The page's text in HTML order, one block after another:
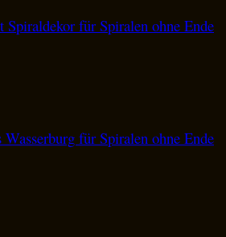
Spiraldekor für Spiralen ohne Ende
für Spiralen ohne Ende